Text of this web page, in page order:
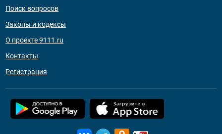
Поиск вопросов
Законы и кодексы
О проекте 9111.ru
Контакты
Регистрация